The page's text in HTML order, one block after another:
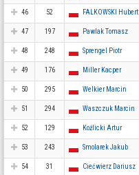
46 52 FALKOWSKI Hubert
47 197 Pawlak Tomasz
48 248 Sprengel Piotr
49 176 Miller Kacper
50 295 Welkier Marcin
51 294 Waszczuk Marcin
52 129 Koźlicki Artur
53 243 Smolarek Jakub
54 31 Ciećwierz Dariusz